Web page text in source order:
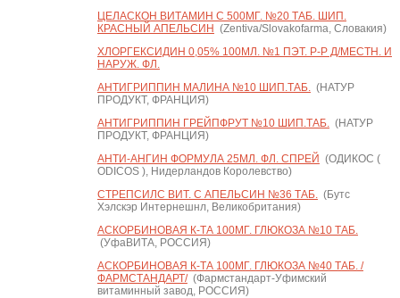
ЦЕЛАСКОН ВИТАМИН С 500МГ. №20 ТАБ. ШИП.
КРАСНЫЙ АПЕЛЬСИН (Zentiva/Slovakofarma, Словакия)
ХЛОРГЕКСИДИН 0,05% 100МЛ. №1 ПЭТ. Р-Р Д/МЕСТН. И
НАРУЖ. ФЛ.
АНТИГРИППИН МАЛИНА №10 ШИП.ТАБ.(НАТУР
ПРОДУКТ, ФРАНЦИЯ)
АНТИГРИППИН ГРЕЙПФРУТ №10 ШИП.ТАБ.(НАТУР
ПРОДУКТ, ФРАНЦИЯ)
АНТИ-АНГИН ФОРМУЛА 25МЛ. ФЛ. СПРЕЙ (ОДИКОС (
ODICOS ), Нидерландов Королевство)
СТРЕПСИЛС ВИТ. С АПЕЛЬСИН №36 ТАБ.(Бутс
Хэлскэр Интернешнл, Великобритания)
АСКОРБИНОВАЯ К-ТА 100МГ. ГЛЮКОЗА №10 ТАБ.
(УфаВИТА, РОССИЯ)
АСКОРБИНОВАЯ К-ТА 100МГ. ГЛЮКОЗА №40 ТАБ. /
ФАРМСТАНДАРТ/(Фармстандарт-Уфимский
витаминный завод, РОССИЯ)